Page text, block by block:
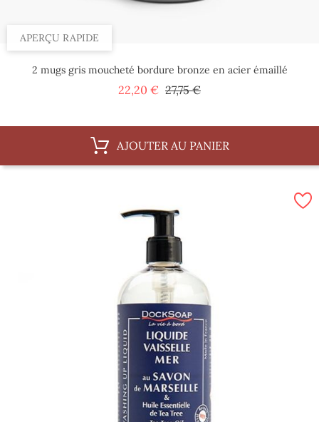
APERÇU RAPIDE
2 mugs gris moucheté bordure bronze en acier émaillé
22,20 € Prix
27,75 €Prix
AJOUTER AU PANIER